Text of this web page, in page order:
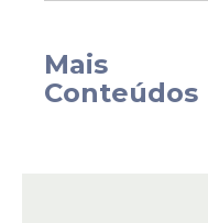
Para chegar ao
substitutivo a
uma manobra
Mais
Conteúdos